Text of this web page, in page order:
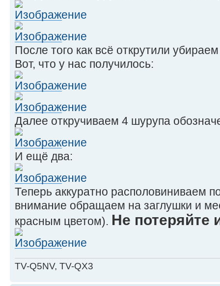
После того как всё открутили
Вот, что у нас получилось:
Далее откручиваем 4 шурупа
И ещё два:
Теперь аккуратно располовиниваем
внимание обращаем на заглушки и
красным цветом). Не потеряйте
TV-Q5NV, TV-QX3